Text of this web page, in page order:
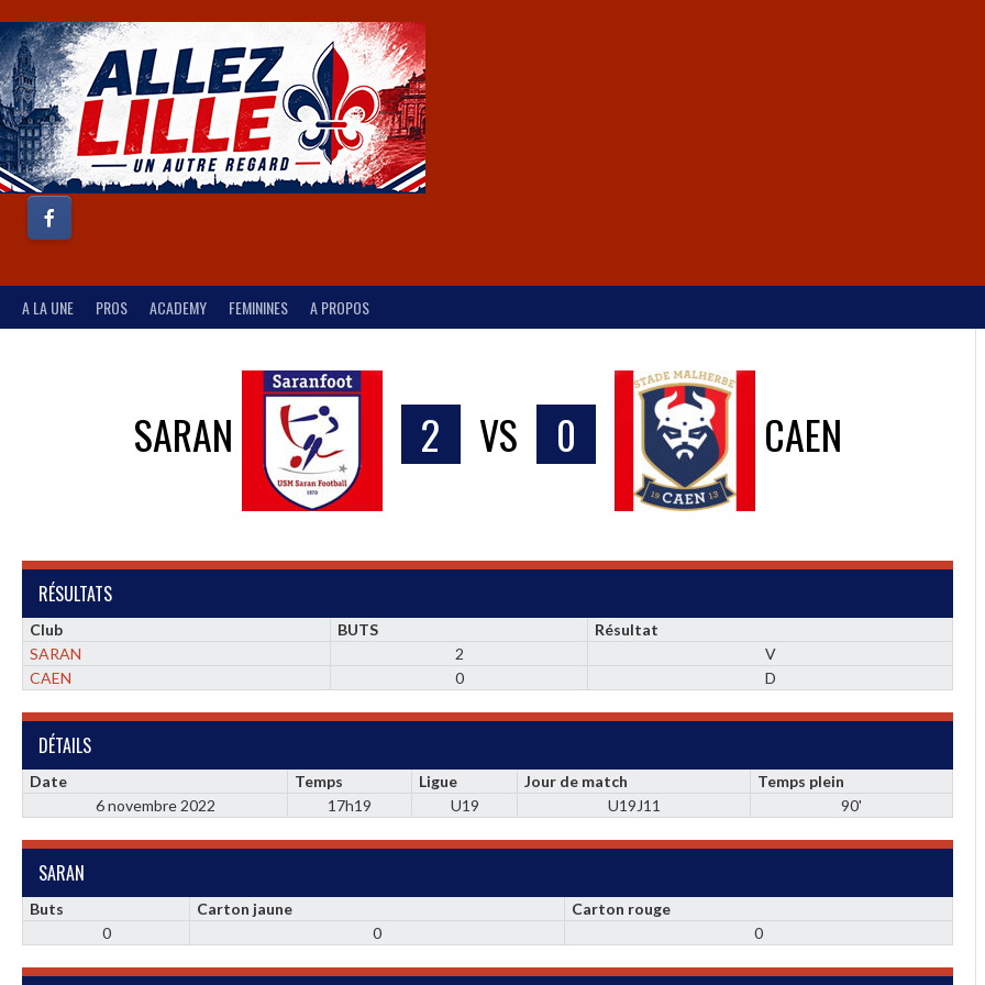
A LA UNE PROS ACADEMY FEMININES A PROPOS
SARAN 2 VS 0 CAEN
RÉSULTATS
Club BUTS
Résultat
SARAN
2
V
CAEN
0 D
DÉTAILS
Date Temps Ligue Jour de match
Temps plein
6 novembre 2022
17h19 U19 U19J11 90'
SARAN
Buts Carton jaune
Carton rouge
0
0 0